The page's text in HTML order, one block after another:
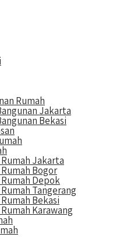
Rumah
Jakarta
Bekasi
Jakarta
Bogor
Depok
Tangerang
Bekasi
Karawang